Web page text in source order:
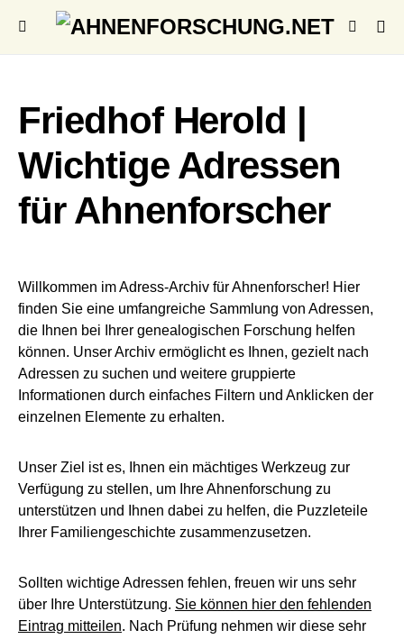
Friedhof Herold |
Wichtige Adressen
für Ahnenforscher
Willkommen im Adress-Archiv für Ahnenforscher! Hier
finden Sie eine umfangreiche Sammlung von Adressen,
die Ihnen bei Ihrer genealogischen Forschung helfen
können. Unser Archiv ermöglicht es Ihnen, gezielt nach
Adressen zu suchen und weitere gruppierte
Informationen durch einfaches Filtern und Anklicken der
einzelnen Elemente zu erhalten.
Unser Ziel ist es, Ihnen ein mächtiges Werkzeug zur
Verfügung zu stellen, um Ihre Ahnenforschung zu
unterstützen und Ihnen dabei zu helfen, die Puzzleteile
Ihrer Familiengeschichte zusammenzusetzen.
Sollten wichtige Adressen fehlen, freuen wir uns sehr
über Ihre Unterstützung. Sie können hier den fehlenden
Eintrag mitteilen. Nach Prüfung nehmen wir diese sehr